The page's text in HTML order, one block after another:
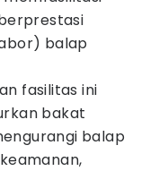
balap
fasilitas ini
bakat
balap